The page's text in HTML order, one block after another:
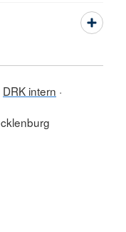
DRK intern